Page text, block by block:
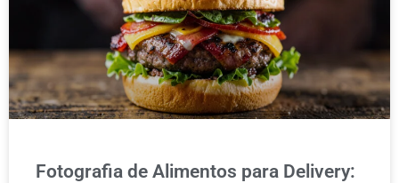
Fotografia de Alimentos para Delivery: